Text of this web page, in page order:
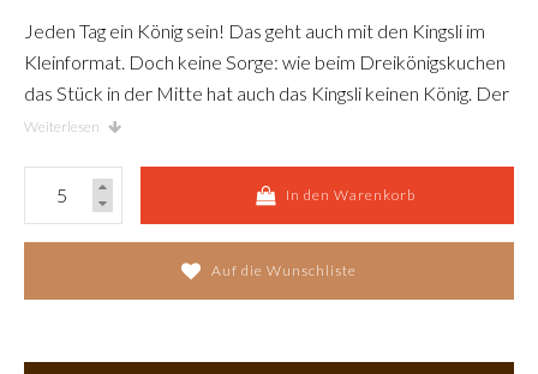
Jeden Tag ein König sein! Das geht auch mit den Kingsli im
Kleinformat. Doch keine Sorge: wie beim Dreikönigskuchen
das Stück in der Mitte hat auch das Kingsli keinen König. Der
luftige Hefeteig mit Mandelmasse und Sultaninen ist
Weiterlesen
In den Warenkorb
Auf die Wunschliste